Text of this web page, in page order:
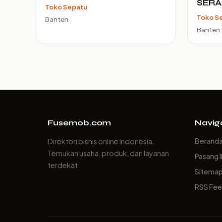
Toko Sepatu
Banten
Toko
Banten
Fusemob.com
Direktori bisnis online Indonesia.
Temukan usaha, produk, dan layanan
terdekat.
Pasang
RSS